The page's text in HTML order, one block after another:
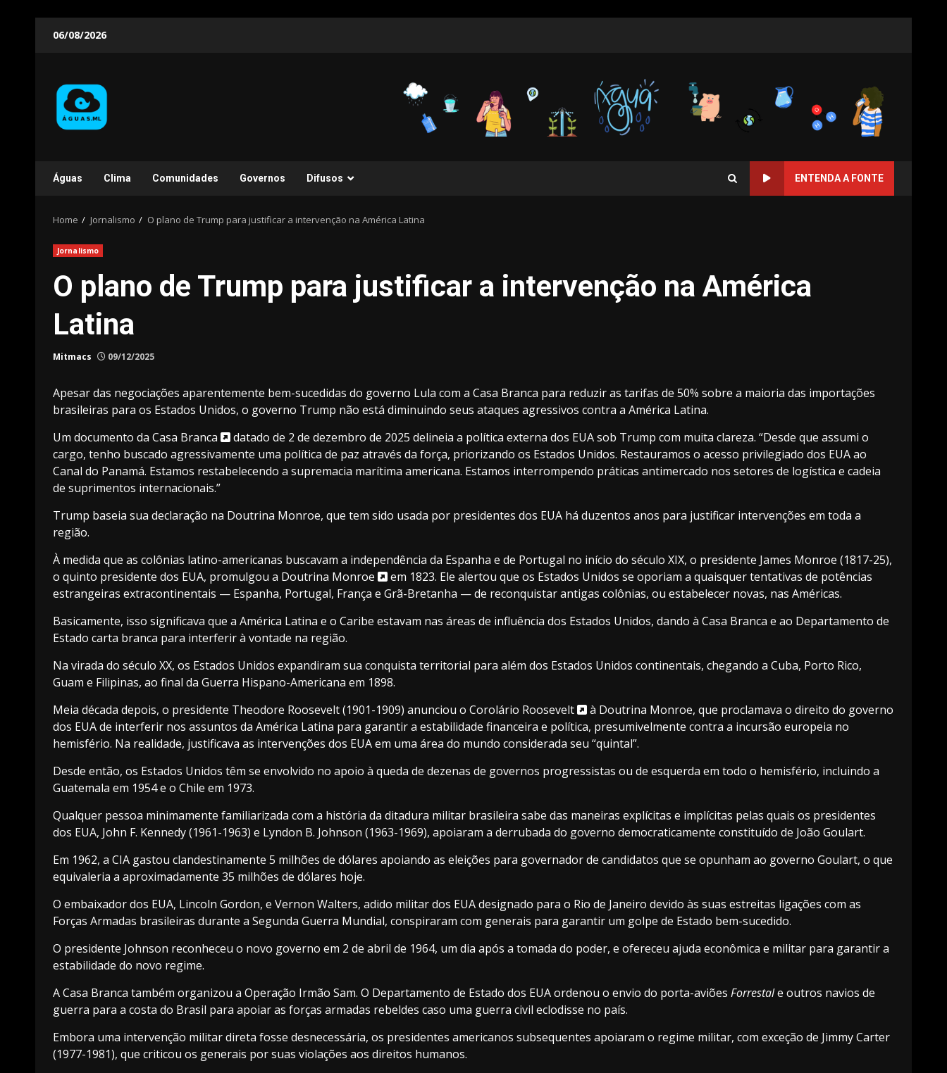
06/08/2026
Águas Clima Comunidades Governos Difusos ENTENDA A FONTE
Home Jornalismo O plano de Trump para justificar a intervenção na América Latina
Jornalismo
O plano de Trump para justificar a intervenção na América
Latina
Mitmacs 09/12/2025
Apesar das negociações aparentemente bem-sucedidas do governo Lula com a Casa Branca para reduzir as tarifas de 50% sobre a maioria das importações
brasileiras para os Estados Unidos, o governo Trump não está diminuindo seus ataques agressivos contra a América Latina.
Um documento da Casa Branca
datado de 2 de dezembro de 2025 delineia a política externa dos EUA sob Trump com muita clareza. “Desde que assumi o
cargo, tenho buscado agressivamente uma política de paz através da força, priorizando os Estados Unidos. Restauramos o acesso privilegiado dos EUA ao
Canal do Panamá. Estamos restabelecendo a supremacia marítima americana. Estamos interrompendo práticas antimercado nos setores de logística e cadeia
de suprimentos internacionais.”
Trump baseia sua declaração na Doutrina Monroe, que tem sido usada por presidentes dos EUA há duzentos anos para justificar intervenções em toda a
região.
À medida que as colônias latino-americanas buscavam a independência da Espanha e de Portugal no início do século XIX, o presidente James Monroe (1817-25),
o quinto presidente dos EUA, promulgou a Doutrina Monroe
em 1823. Ele alertou que os Estados Unidos se oporiam a quaisquer tentativas de potências
estrangeiras extracontinentais — Espanha, Portugal, França e Grã-Bretanha — de reconquistar antigas colônias, ou estabelecer novas, nas Américas.
Basicamente, isso significava que a América Latina e o Caribe estavam nas áreas de influência dos Estados Unidos, dando à Casa Branca e ao Departamento de
Estado carta branca para interferir à vontade na região.
Na virada do século XX, os Estados Unidos expandiram sua conquista territorial para além dos Estados Unidos continentais, chegando a Cuba, Porto Rico,
Guam e Filipinas, ao final da Guerra Hispano-Americana em 1898.
Meia década depois, o presidente Theodore Roosevelt (1901-1909) anunciou o Corolário Roosevelt
à Doutrina Monroe, que proclamava o direito do governo
dos EUA de interferir nos assuntos da América Latina para garantir a estabilidade financeira e política, presumivelmente contra a incursão europeia no
hemisfério. Na realidade, justificava as intervenções dos EUA em uma área do mundo considerada seu “quintal”.
Desde então, os Estados Unidos têm se envolvido no apoio à queda de dezenas de governos progressistas ou de esquerda em todo o hemisfério, incluindo a
Guatemala em 1954 e o Chile em 1973.
Qualquer pessoa minimamente familiarizada com a história da ditadura militar brasileira sabe das maneiras explícitas e implícitas pelas quais os presidentes
dos EUA, John F. Kennedy (1961-1963) e Lyndon B. Johnson (1963-1969), apoiaram a derrubada do governo democraticamente constituído de João Goulart.
Em 1962, a CIA gastou clandestinamente 5 milhões de dólares apoiando as eleições para governador de candidatos que se opunham ao governo Goulart, o que
equivaleria a aproximadamente 35 milhões de dólares hoje.
O embaixador dos EUA, Lincoln Gordon, e Vernon Walters, adido militar dos EUA designado para o Rio de Janeiro devido às suas estreitas ligações com as
Forças Armadas brasileiras durante a Segunda Guerra Mundial, conspiraram com generais para garantir um golpe de Estado bem-sucedido.
O presidente Johnson reconheceu o novo governo em 2 de abril de 1964, um dia após a tomada do poder, e ofereceu ajuda econômica e militar para garantir a
estabilidade do novo regime.
A Casa Branca também organizou a Operação Irmão Sam. O Departamento de Estado dos EUA ordenou o envio do porta-aviões Forrestale outros navios de
guerra para a costa do Brasil para apoiar as forças armadas rebeldes caso uma guerra civil eclodisse no país.
Embora uma intervenção militar direta fosse desnecessária, os presidentes americanos subsequentes apoiaram o regime militar, com exceção de Jimmy Carter
(1977-1981), que criticou os generais por suas violações aos direitos humanos.